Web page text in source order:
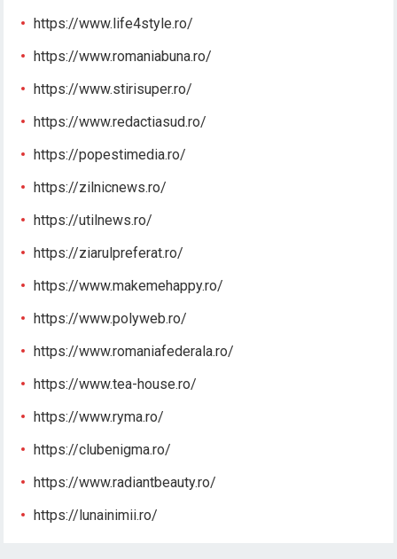
https://www.life4style.ro/
https://www.romaniabuna.ro/
https://www.stirisuper.ro/
https://www.redactiasud.ro/
https://popestimedia.ro/
https://zilnicnews.ro/
https://utilnews.ro/
https://ziarulpreferat.ro/
https://www.makemehappy.ro/
https://www.polyweb.ro/
https://www.romaniafederala.ro/
https://www.tea-house.ro/
https://www.ryma.ro/
https://clubenigma.ro/
https://www.radiantbeauty.ro/
https://lunainimii.ro/